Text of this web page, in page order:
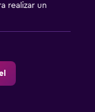
realizar un